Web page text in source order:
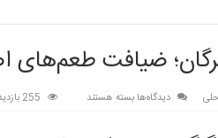
ضیافت طعم‌های
دیدگاه‌ها برای
بسته هستند 255 بازدید